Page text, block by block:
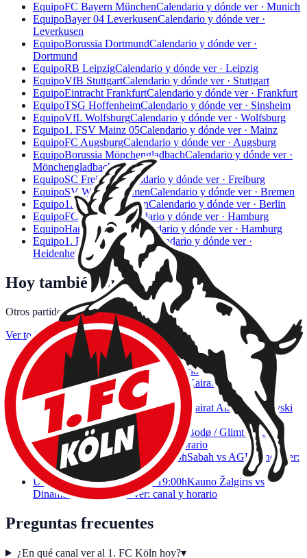
EquipoFC Bayern MünchenCalendario y dónde ver · Munich
EquipoBayer 04 LeverkusenCalendario y dónde ver ·
Leverkusen
EquipoBorussia DortmundCalendario y dónde ver ·
Dortmund
EquipoRB LeipzigCalendario y dónde ver · Leipzig
EquipoVfB StuttgartCalendario y dónde ver · Stuttgart
EquipoEintracht FrankfurtCalendario y dónde ver · Frankfurt
EquipoTSG HoffenheimCalendario y dónde ver · Sinsheim
EquipoVfL WolfsburgCalendario y dónde ver · Wolfsburg
Equipo1. FSV Mainz 05Calendario y dónde ver · Mainz
EquipoFC AugsburgCalendario y dónde ver · Augsburg
EquipoBorussia MönchengladbachCalendario y dónde ver ·
Mönchengladbach
EquipoSC FreiburgCalendario y dónde ver · Freiburg
EquipoSV Werder BremenCalendario y dónde ver · Bremen
Equipo1. FC Union BerlinCalendario y dónde ver · Berlin
EquipoFC St. PauliCalendario y dónde ver · Hamburg
EquipoHamburger SV Calendario y dónde ver · Hamburg
Equipo1. FC Heidenheim
Calendario y dónde ver ·
Heidenheim
Hoy también juegan
Otros partidos de fútbol de la jornada con canal y horario.
Ver toda la jornada
UEFA Champions League · 18:00h
Górnik Zabrze vs
Fenerbahçe
Dónde ver: canal y horario
UEFA Champions League · 17:00h Kairat vs Levski
SofiaDónde ver: canal y horario
UEFA Champions League · 17:00h
Kairat Almaty vs Levski
Sofia
Dónde ver: canal y horario
UEFA Champions League · 18:00h Bodø / Glimt vs Union
Saint-GilloiseDónde ver: canal y horario
UEFA Champions League · 18:00hSabah vs AGFDónde ver:
canal y horario
UEFA Champions League · 19:00hKauno Žalgiris vs
Dinamo Zagreb
Dónde ver: canal y horario
Preguntas frecuentes
¿En qué canal ver al 1. FC Köln hoy?▾